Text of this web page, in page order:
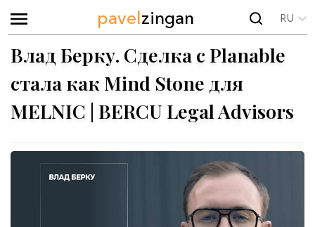
pavelzingan RU
Влад Берку. Сделка с Planable
стала как Mind Stone для
MELNIC | BERCU Legal Advisors